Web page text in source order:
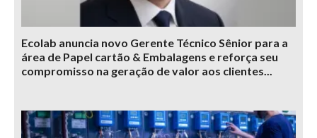
Ecolab anuncia novo Gerente Técnico Sênior para a
área de Papel cartão & Embalagens e reforça seu
compromisso na geração de valor aos clientes...